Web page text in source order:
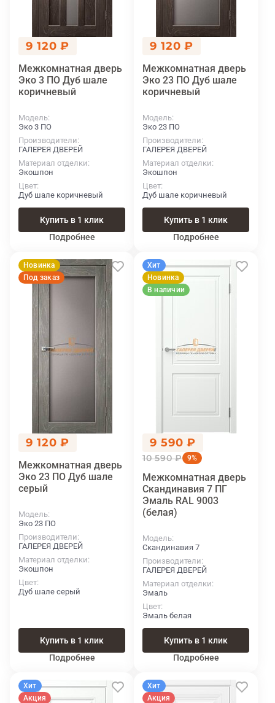
9 120 ₽
Межкомнатная дверь
Эко 3 ПО Дуб шале
коричневый
Модель
Эко 3 ПО
Производители
ГАЛЕРЕЯ ДВЕРЕЙ
Материал отделки
Экошпон
Цвет
Дуб шале коричневый
Купить в 1 клик
Подробнее
9 120 ₽
Межкомнатная дверь
Эко 23 ПО Дуб шале
коричневый
Модель
Эко 23 ПО
Производители
ГАЛЕРЕЯ ДВЕРЕЙ
Материал отделки
Экошпон
Цвет
Дуб шале коричневый
Купить в 1 клик
Подробнее
Новинка
Под заказ
9 120 ₽
Межкомнатная дверь
Эко 23 ПО Дуб шале
серый
Модель
Эко 23 ПО
Производители
ГАЛЕРЕЯ ДВЕРЕЙ
Материал отделки
Экошпон
Цвет
Дуб шале серый
Купить в 1 клик
Подробнее
Хит
Новинка
В наличии
9 590 ₽
10 590 ₽ 9%
Межкомнатная дверь
Скандинавия 7 ПГ
Эмаль RAL 9003
(белая)
Модель
Скандинавия 7
Производители
ГАЛЕРЕЯ ДВЕРЕЙ
Материал отделки
Эмаль
Цвет
Эмаль белая
Купить в 1 клик
Подробнее
Хит
Акция
Хит
Акция